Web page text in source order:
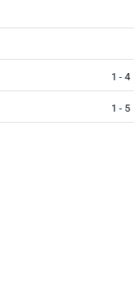
1 - 4
1 - 5